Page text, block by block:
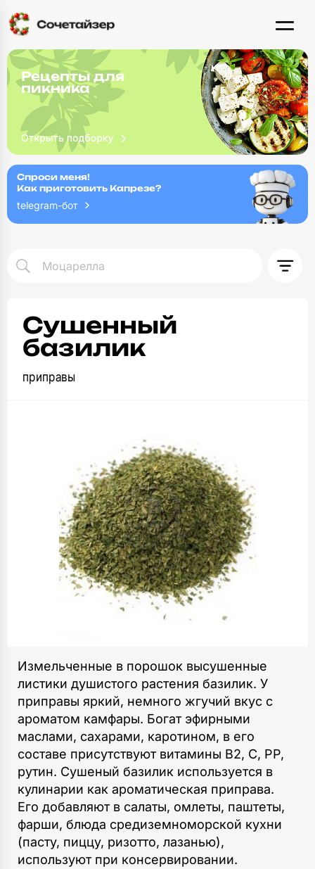
Рецепты для
пикника
Спроси меня!
Как приготовить Капрезе?
telegram-бот
Сушенный
базилик
приправы
Измельченные в порошок высушенные
листики душистого растения базилик. У
приправы яркий, немного жгучий вкус с
ароматом камфары. Богат эфирными
маслами, сахарами, каротином, в его
составе присутствуют витамины В2, С, РР,
рутин. Сушеный базилик используется в
кулинарии как ароматическая приправа.
Его добавляют в салаты, омлеты, паштеты,
фарши, блюда средиземноморской кухни
(пасту, пиццу, ризотто, лазанью),
используют при консервировании.